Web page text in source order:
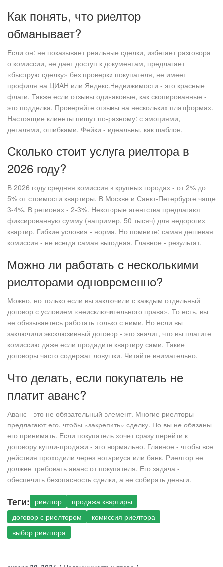
Как понять, что риелтор
обманывает?
Если он: не показывает реальные сделки, избегает разговора
о комиссии, не дает доступ к документам, предлагает
«быструю сделку» без проверки покупателя, не имеет
профиля на ЦИАН или Яндекс.Недвижимости - это красные
флаги. Также если отзывы одинаковые, как скопированные -
это подделка. Проверяйте отзывы на нескольких платформах.
Настоящие клиенты пишут по-разному: с эмоциями,
деталями, ошибками. Фейки - идеальны, как шаблон.
Сколько стоит услуга риелтора в
2026 году?
В 2026 году средняя комиссия в крупных городах - от 2% до
5% от стоимости квартиры. В Москве и Санкт-Петербурге чаще
3-4%. В регионах - 2-3%. Некоторые агентства предлагают
фиксированную сумму (например, 50 тысяч) для недорогих
квартир. Гибкие условия - норма. Но помните: самая дешевая
комиссия - не всегда самая выгодная. Главное - результат.
Можно ли работать с несколькими
риелторами одновременно?
Можно, но только если вы заключили с каждым отдельный
договор с условием «неисключительного права». То есть, вы
не обязываетесь работать только с ними. Но если вы
заключили эксклюзивный договор - это значит, что вы платите
комиссию даже если продадите квартиру сами. Такие
договоры часто содержат ловушки. Читайте внимательно.
Что делать, если покупатель не
платит аванс?
Аванс - это не обязательный элемент. Многие риелторы
предлагают его, чтобы «закрепить» сделку. Но вы не обязаны
его принимать. Если покупатель хочет сразу перейти к
договору купли-продажи - это нормально. Главное - чтобы все
действия проходили через нотариуса или банк. Риелтор не
должен требовать аванс от покупателя. Его задача -
обеспечить безопасность сделки, а не собирать деньги.
Теги: риелтор
продажа квартиры
договор с риелтором
комиссия риелтора
выбор риелтора